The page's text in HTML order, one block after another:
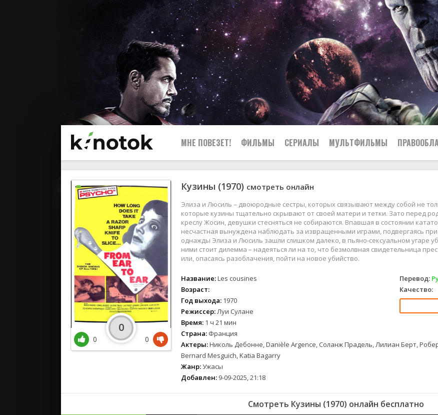
МНЕ ПОВЕЗЕТ! ФИЛЬМЫ СЕРИАЛЫ МУЛЬТФИЛЬМЫ
Кузины (1970) смотреть онлайн
Элиза и Люсиль – двоюродные сестры, которых связывают между собой не
которые кузины тщательно скрывают от своей матери и тетки. Зато перед
креслу Жосин, девушки стесняться не собираются. Впавшая в состоянии
несчастная вынуждена наблюдать за извращенными играми, подвергаясь
однажды Элиза и Люсиль зашли слишком далеко, в пьяно-сексуальном угаре
ними стоит дилемма – надеяться ли на то, что безмолвная свидетельница
или, опасаясь разоблачения, пойти на новое убийство.
Название:Les cousines
Возраст:
Год выхода: 1970
Режиссер:Луи Сулане
Время: 1 ч 21 мин
Страна: Франция
Перевод:
Качество:
Актеры:Николь Дебонне, Danièle Argence, Соланж Прадель, Лилиан Берт,
Bernard Mesguich, Katia Bagarry
Жанр:Ужасы
Добавлен: 9-09-2025, 21:18
0
0
0
Смотреть Кузины (1970) онлайн бесплатно